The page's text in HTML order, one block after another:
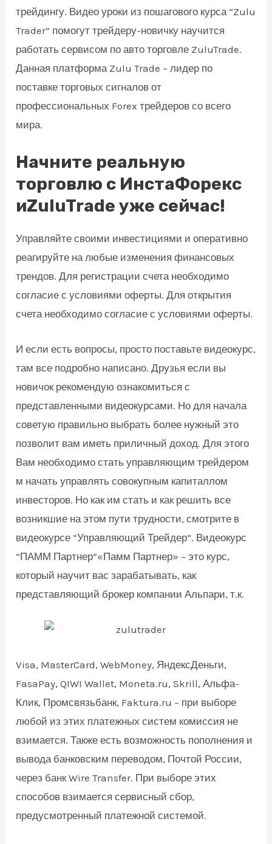
трейдингу. Видео уроки из пошагового курса “Zulu
Trader” помогут трейдеру-новичку научится
работать сервисом по авто торговле ZuluTrade.
Данная платформа Zulu Trade – лидер по
поставке торговых сигналов от
профессиональных Forex трейдеров со всего
мира.
Начните реальную
торговлю с ИнстаФорекс
иZuluTrade уже сейчас!
Управляйте своими инвестициями и оперативно
реагируйте на любые изменения финансовых
трендов. Для регистрации счета необходимо
согласие с условиями оферты. Для открытия
счета необходимо согласие с условиями оферты.
И если есть вопросы, просто поставьте видеокурс,
там все подробно написано. Друзья если вы
новичок рекомендую ознакомиться с
представленными видеокурсами. Но для начала
советую правильно выбрать более нужный это
позволит вам иметь приличный доход. Для этого
Вам необходимо стать управляющим трейдером
м начать управлять совокупным капиталлом
инвесторов. Но как им стать и как решить все
возникшие на этом пути трудности, смотрите в
видеокурсе “Управляющий Трейдер”. Видеокурс
“ПАММ Партнер”«Памм Партнер» – это курс,
который научит вас зарабатывать, как
представляющий брокер компании Альпари, т.к.
Visa, MasterCard, WebMoney, ЯндексДеньги,
FasaPay, QIWI Wallet, Moneta.ru, Skrill, Альфа-
Клик, Промсвязьбанк, Faktura.ru – при выборе
любой из этих платежных систем комиссия не
взимается. Также есть возможность пополнения и
вывода банковским переводом, Почтой России,
через банк Wire Transfer. При выборе этих
способов взимается сервисный сбор,
предусмотренный платежной системой.